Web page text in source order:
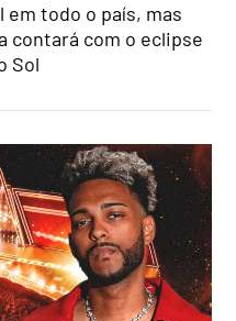
em todo o país, mas
contará com o eclipse
Sol